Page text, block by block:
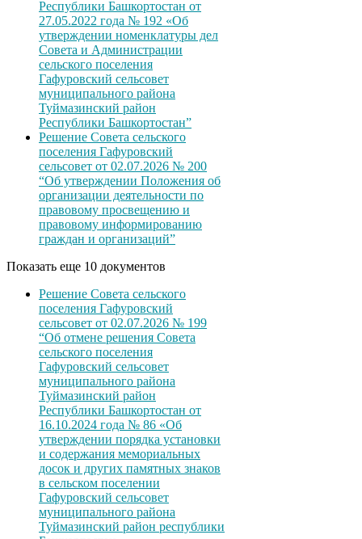
Республики Башкортостан от
27.05.2022 года № 192 «Об
утверждении номенклатуры дел
Совета и Администрации
сельского поселения
Гафуровский сельсовет
муниципального района
Туймазинский район
Республики Башкортостан”
Решение Совета сельского
поселения Гафуровский
сельсовет от 02.07.2026 № 200
“Об утверждении Положения об
организации деятельности по
правовому просвещению и
правовому информированию
граждан и организаций”
Показать еще 10 документов
Решение Совета сельского
поселения Гафуровский
сельсовет от 02.07.2026 № 199
“Об отмене решения Совета
сельского поселения
Гафуровский сельсовет
муниципального района
Туймазинский район
Республики Башкортостан от
16.10.2024 года № 86 «Об
утверждении порядка установки
и содержания мемориальных
досок и других памятных знаков
в сельском поселении
Гафуровский сельсовет
муниципального района
Туймазинский район республики